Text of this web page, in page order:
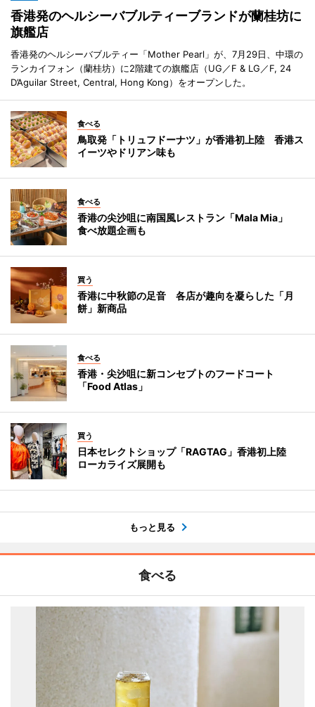
香港発のヘルシーバブルティーブランドが蘭桂坊に
旗艦店
香港発のヘルシーバブルティー「Mother Pearl」が、7月29日、中環の
ランカイフォン（蘭桂坊）に2階建ての旗艦店（UG／F & LG／F, 24
D’Aguilar Street, Central, Hong Kong）をオープンした。
食べる
鳥取発「トリュフドーナツ」が香港初上陸 香港ス
イーツやドリアン味も
食べる
香港の尖沙咀に南国風レストラン「Mala Mia」
食べ放題企画も
買う
香港に中秋節の足音 各店が趣向を凝らした「月
餅」新商品
食べる
香港・尖沙咀に新コンセプトのフードコート
「Food Atlas」
買う
日本セレクトショップ「RAGTAG」香港初上陸
ローカライズ展開も
もっと見る
食べる